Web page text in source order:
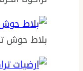
بلاط حوش